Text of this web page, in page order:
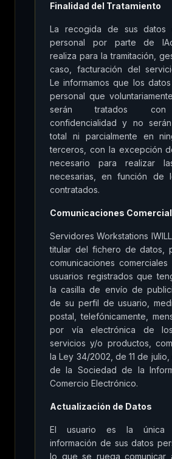
Finalidad del Tratamiento
La recogida de sus datos
personal por parte de
realiza para la tramitación,
caso, facturación del
Le informamos que los
personal que
serán tratados con
confidencialidad y no
total ni parcialmente en
terceros, con la excepción
necesario para realizar
necesarias, en función de
contratados.
Comunicaciones
Servidores Workstations IWILL
titular del fichero de datos,
comunicaciones
usuarios registrados que
la casilla de envío de
de su perfil de usuario,
postal, telefónicamente,
por vía electrónica de
servicios y/o productos,
la Ley 34/2002, de 11 de
de la Sociedad de la
Comercio Electrónico.
Actualización de Datos
El usuario es la única
información de sus datos
lo que se ruega comunicar